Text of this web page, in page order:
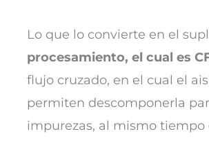
Lo que lo convierte en el
procesamiento, el cual es
flujo cruzado, en el cual el
permiten descomponerla
impurezas, al mismo tiempo